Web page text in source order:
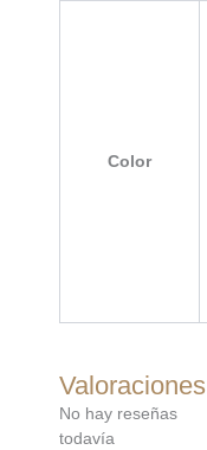
Color
Valoraciones
No hay reseñas
todavía